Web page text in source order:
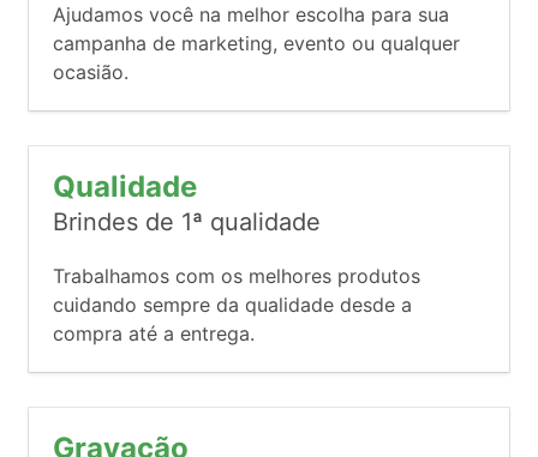
Ajudamos você na melhor escolha para sua
campanha de marketing, evento ou qualquer
ocasião.
Qualidade
Brindes de 1ª qualidade
Trabalhamos com os melhores produtos
cuidando sempre da qualidade desde a
compra até a entrega.
Gravação